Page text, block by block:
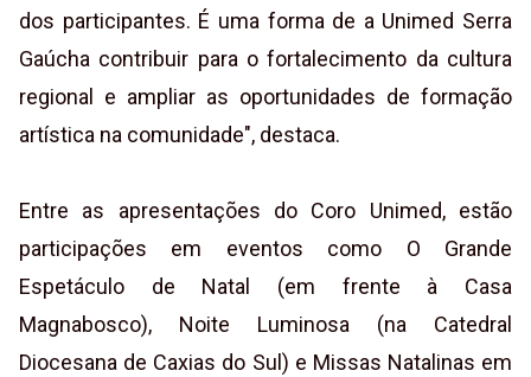
dos participantes. É uma forma de a Unimed Serra
Gaúcha contribuir para o fortalecimento da cultura
regional e ampliar as oportunidades de formação
artística na comunidade", destaca.
Entre as apresentações do Coro Unimed, estão
participações em eventos como O Grande
Espetáculo de Natal (em frente à Casa
Magnabosco), Noite Luminosa (na Catedral
Diocesana de Caxias do Sul) e Missas Natalinas em